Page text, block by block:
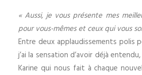
« Aussi, je vous présente mes
pour vous-mêmes et ceux qui vous
Entre deux applaudissements polis
j’ai la sensation d’avoir déjà
Karine qui nous fait à chaque